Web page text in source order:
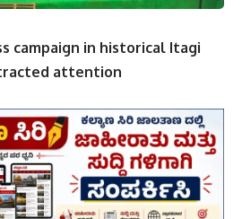
campaign in historical Itagi
attention